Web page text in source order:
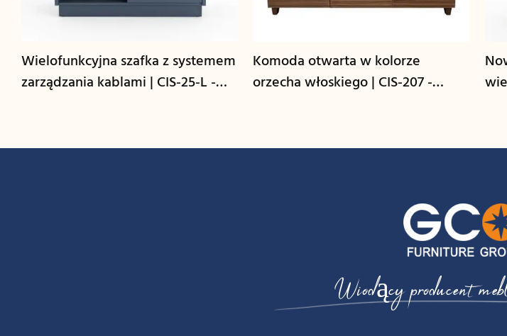
Wielofunkcyjna szafka z systemem
zarządzania kablami | CIS-25-L -
Komoda otwarta w kolorze
orzecha włoskiego | CIS-207 -
Wiodący producent